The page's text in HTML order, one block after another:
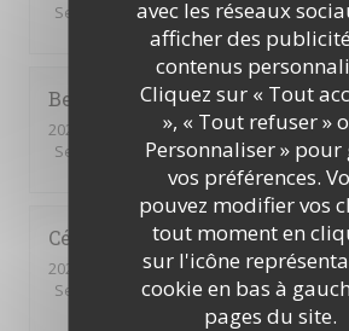
avec les réseaux
afficher des
contenus
Cliquez sur « Tout
», « Tout refuser »
Personnaliser » pour
vos préférences.
pouvez modifier vos
tout moment en
sur l'icône
cookie en bas à
pages du site.
Service
/5 Ambiance:3/5 Cuisine:3/5
Bernard A
2026-08-08
- 19:00 - Couverts 2
Service
Ambiance: /5 Cuisine:5/5
Céline
2026-08-07
- 20:00 - Couverts 4
Service
/5 Ambiance: 5/5 Cuisine:5/5